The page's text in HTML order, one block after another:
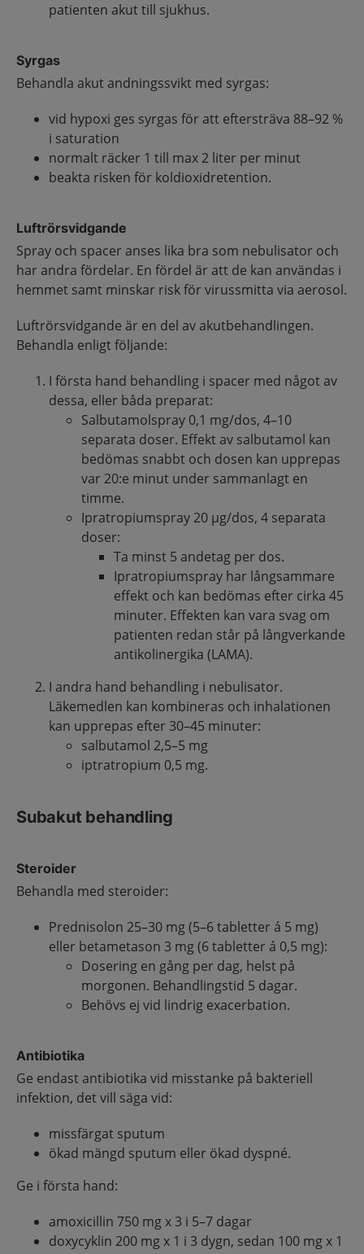
patienten akut till sjukhus.
Syrgas
Behandla akut andningssvikt med syrgas:
vid hypoxi ges syrgas för att eftersträva 88–92 %
i saturation
normalt räcker 1 till max 2 liter per minut
beakta risken för koldioxidretention.
Luftrörsvidgande
Spray och spacer anses lika bra som nebulisator och
har andra fördelar. En fördel är att de kan användas i
hemmet samt minskar risk för virussmitta via aerosol.
Luftrörsvidgande är en del av akutbehandlingen.
Behandla enligt följande:
I första hand behandling i spacer med något av
dessa, eller båda preparat:
Salbutamolspray 0,1 mg/dos, 4–10
separata doser. Effekt av salbutamol kan
bedömas snabbt och dosen kan upprepas
var 20:e minut under sammanlagt en
timme.
Ipratropiumspray 20 µg/dos, 4 separata
doser:
Ta minst 5 andetag per dos.
Ipratropiumspray har långsammare
effekt och kan bedömas efter cirka 45
minuter. Effekten kan vara svag om
patienten redan står på långverkande
antikolinergika (LAMA).
I andra hand behandling i nebulisator.
Läkemedlen kan kombineras och inhalationen
kan upprepas efter 30–45 minuter:
salbutamol 2,5–5 mg
iptratropium 0,5 mg.
Subakut behandling
Steroider
Behandla med steroider:
Prednisolon 25–30 mg (5–6 tabletter á 5 mg)
eller betametason 3 mg (6 tabletter á 0,5 mg):
Dosering en gång per dag, helst på
morgonen. Behandlingstid 5 dagar.
Behövs ej vid lindrig exacerbation.
Antibiotika
Ge endast antibiotika vid misstanke på bakteriell
infektion, det vill säga vid:
missfärgat sputum
ökad mängd sputum eller ökad dyspné.
Ge i första hand:
amoxicillin 750 mg x 3 i 5–7 dagar
doxycyklin 200 mg x 1 i 3 dygn, sedan 100 mg x 1